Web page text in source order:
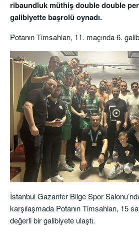
ribaundluk müthiş double double
galibiyette başrolü oynadı.
Potanın Timsahları, 11. maçında 6.
İstanbul Gazanfer Bilge Spor
karşılaşmada Potanın Timsahları, 15
değerli bir galibiyete ulaştı.